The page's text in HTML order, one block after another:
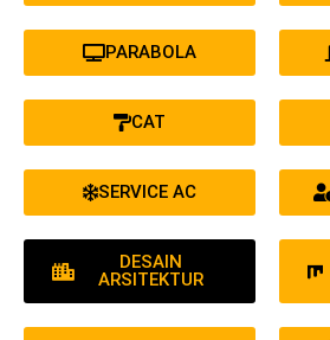
PARABOLA
CAT
SERVICE AC
DESAIN
ARSITEKTUR